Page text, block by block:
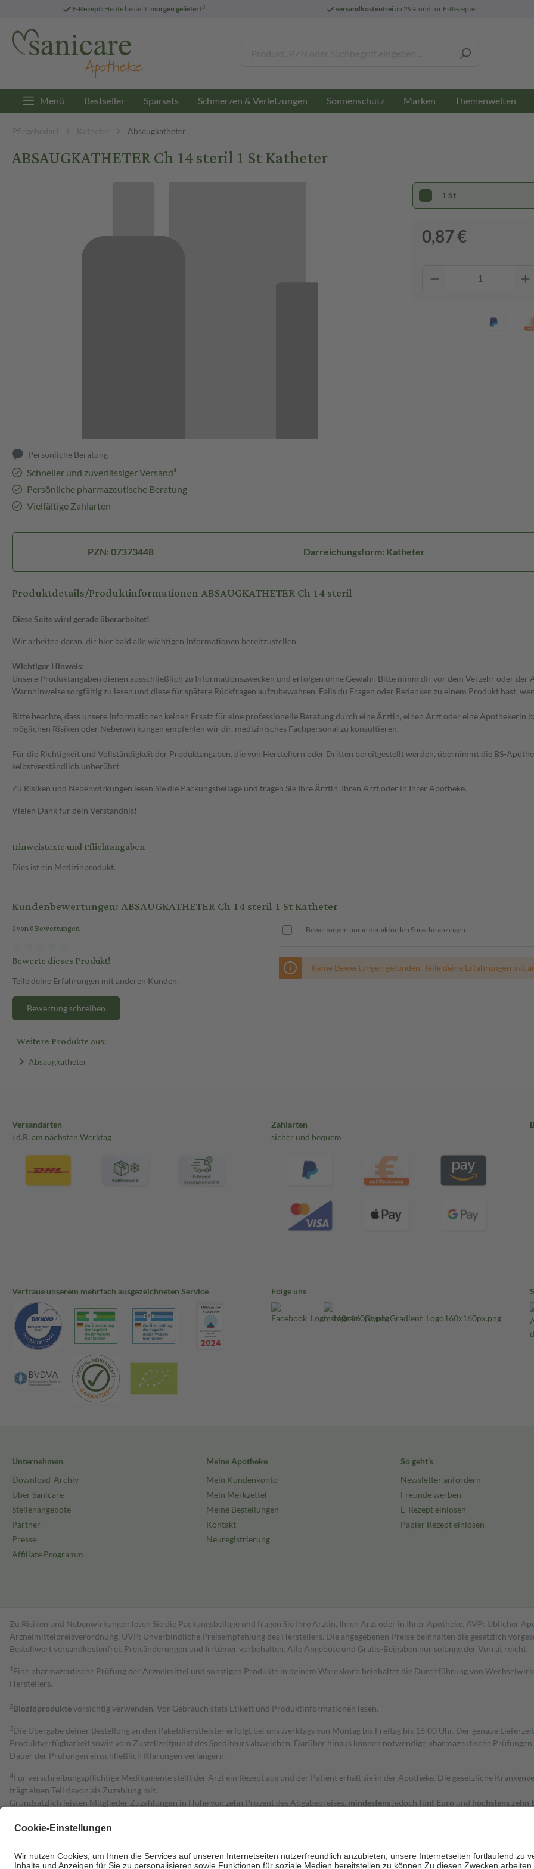
E-Rezept: Heute bestellt, morgen geliefert3 versandkostenfreiab 29 € und für E-Rezepte
Menü Bestseller Sparsets Schmerzen & Verletzungen Sonnenschutz Marken Themenwelten
Pflegebedarf Katheter Absaugkatheter
ABSAUGKATHETER Ch 14 steril 1 St Katheter
Persönliche Beratung
Schneller und zuverlässiger Versand³
Persönliche pharmazeutische Beratung
Vielfältige Zahlarten
1 St
0,87 €
PZN: 07373448 Darreichungsform: Katheter
Produktdetails/Produktinformationen ABSAUGKATHETER Ch 14 steril
Diese Seite wird gerade überarbeitet!
Wir arbeiten daran, dir hier bald alle wichtigen Informationen bereitzustellen.
Wichtiger Hinweis:
Unsere Produktangaben dienen ausschließlich zu Informationszwecken und erfolgen ohne Gewähr. Bitte nimm dir vor dem Verzehr oder
Warnhinweise sorgfältig zu lesen und diese für spätere Rückfragen aufzubewahren. Falls du Fragen oder Bedenken zu einem Produkt hast,
Bitte beachte, dass unsere Informationen keinen Ersatz für eine professionelle Beratung durch eine Ärztin, einen Arzt oder eine Apothekerin
möglichen Risiken oder Nebenwirkungen empfehlen wir dir, medizinisches Fachpersonal zu konsultieren.
Für die Richtigkeit und Vollständigkeit der Produktangaben, die von Herstellern oder Dritten bereitgestellt werden, übernimmt die BS-
selbstverständlich unberührt.
Zu Risiken und Nebenwirkungen lesen Sie die Packungsbeilage und fragen Sie Ihre Ärztin, Ihren Arzt oder in Ihrer Apotheke.
Vielen Dank für dein Verständnis!
Hinweistexte und Pflichtangaben
Dies ist ein Medizinprodukt.
Kundenbewertungen: ABSAUGKATHETER Ch 14 steril 1 St Katheter
0 von 0 Bewertungen
Bewerte dieses Produkt!
Teile deine Erfahrungen mit anderen Kunden.
Bewertung schreiben
Bewertungen nur in der aktuellen Sprache anzeigen.
Keine Bewertungen gefunden. Teile deine Erfahrungen mit
Weitere Produkte aus:
Absaugkatheter
Versandarten
i.d.R. am nächsten Werktag
Zahlarten
sicher und bequem
Vertraue unserem mehrfach ausgezeichneten Service Folge uns
Unternehmen
Download-Archiv
Über Sanicare
Stellenangebote
Partner
Presse
Affiliate Programm
Meine Apotheke
Mein Kundenkonto
Mein Merkzettel
Meine Bestellungen
Kontakt
Neuregistrierung
So geht's
Newsletter anfordern
Freunde werben
E-Rezept einlösen
Papier Rezept einlösen
Zu Risiken und Nebenwirkungen lesen Sie die Packungsbeilage und fragen Sie Ihre Ärztin, Ihren Arzt oder in Ihrer Apotheke. AVP: Üblicher
Arzneimittelpreisverordnung. UVP: Unverbindliche Preisempfehlung des Herstellers. Die angegebenen Preise beinhalten die gesetzlich
Bestell­wert versand­kosten­frei. Preisänderungen und Irrtümer vorbehalten. Alle Angebote und Gratis-Beigaben nur solange der Vorrat reicht.
1 Eine pharmazeutische Prüfung der Arzneimittel und sonstigen Produkte in deinem Warenkorb beinhaltet die Durchführung von
Herstellers.
2Biozidproduktevorsichtig verwenden. Vor Gebrauch stets Etikett und Produktinformationen lesen.
3Die Übergabe deiner Bestellung an den Paketdienstleister erfolgt bei uns werktags von Montag bis Freitag bis 18:00 Uhr. Der genaue
Produktverfügbarkeit sowie vom Zustellzeitpunkt des Spediteurs abweichen. Darüber hinaus können notwendige pharmazeutische
Dauer der Prüfungen einschließlich Klärungen verlängern.
4Für verschreibungspflichtige Medikamente stellt der Arzt ein Rezept aus und der Patient erhält sie in der Apotheke. Die gesetzliche
trägt einen Teil davon als Zuzahlung mit.
Grundsätzlich leisten Mitglieder Zuzahlungen in Höhe von zehn Prozent des Abgabepreises, mindestens jedoch fünf Euro und höchstens zehn
Diese Regeln gelten grundsätzlich auch für Online-Apotheken.
Um das Engagement der Versicherten für ihre eigene Gesundheit zu stärken und die besondere Stellung der Familie zu unterstützen, fallen
• Kindern und Jugendlichen bis zum vollendeten 18. Lebensjahr mit Ausnahme der Fahrkosten